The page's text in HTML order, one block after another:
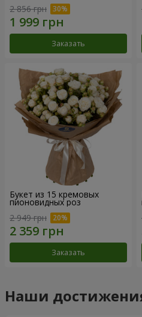
2 856 грн
Заказать
Букет из 15 кремовых
пионовидных роз
2 949 грн
Заказать
Наши